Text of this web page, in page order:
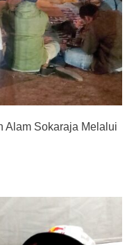
Alam Sokaraja Melalui